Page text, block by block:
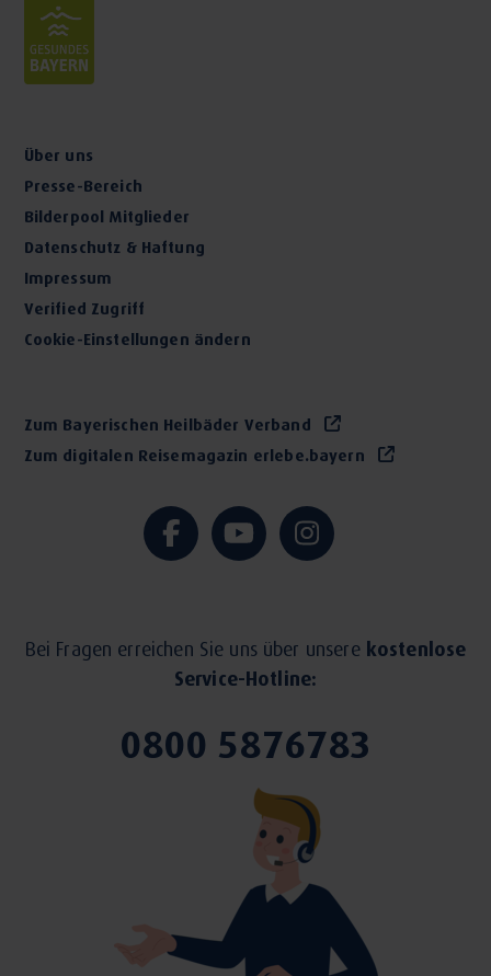
Über uns
Presse-Bereich
Bilderpool Mitglieder
Datenschutz & Haftung
Impressum
Verified Zugriff
Cookie-Einstellungen ändern
Zum Bayerischen Heilbäder Verband
Zum digitalen Reisemagazin erlebe.bayern
Bei Fragen erreichen Sie uns über unsere kostenlose
Service-Hotline:
0800 5876783